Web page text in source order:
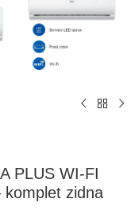
PLUS WI-FI
komplet zidna